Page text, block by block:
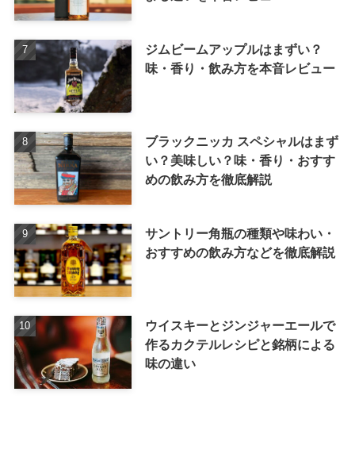
ジムビームアップルはまずい？
味・香り・飲み方を本音レビュー
ブラックニッカ スペシャルはまず
い？美味しい？味・香り・おすす
めの飲み方を徹底解説
サントリー角瓶の種類や味わい・
おすすめの飲み方などを徹底解説
ウイスキーとジンジャーエールで
作るカクテルレシピと銘柄による
味の違い